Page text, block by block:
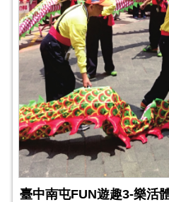
臺中南屯FUN遊趣3-樂活